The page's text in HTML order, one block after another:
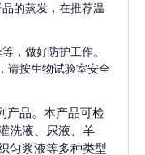
的蒸发，在推荐温
，做好防护工作。
请按生物试验室安全
产品。本产品可检
洗液、尿液、羊
匀浆液等多种类型